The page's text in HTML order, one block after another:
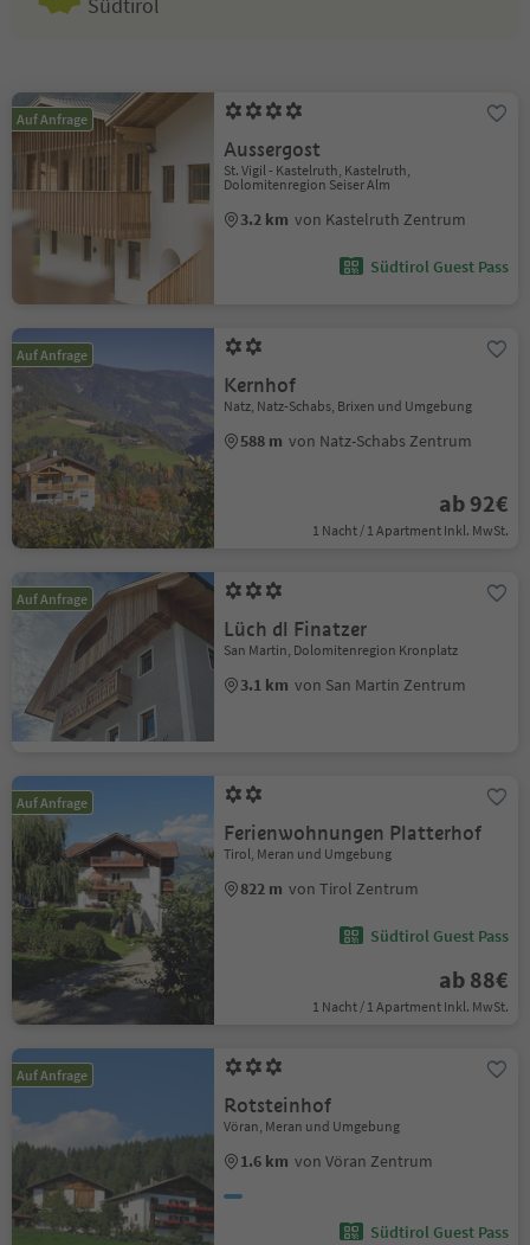
Auf Anfrage
Aussergost
St. Vigil - Kastelruth, Kastelruth,
Dolomitenregion Seiser Alm
3.2 km von Kastelruth Zentrum
Südtirol Guest Pass
Auf Anfrage
Kernhof
Natz, Natz-Schabs, Brixen und Umgebung
588 m von Natz-Schabs Zentrum
ab 92€
1 Nacht / 1 Apartment Inkl. MwSt.
Auf Anfrage
Lüch dl Finatzer
San Martin, Dolomitenregion Kronplatz
3.1 km von San Martin Zentrum
Auf Anfrage
Ferienwohnungen Platterhof
Tirol, Meran und Umgebung
822 m von Tirol Zentrum
Südtirol Guest Pass
ab 88€
1 Nacht / 1 Apartment Inkl. MwSt.
Auf Anfrage
Rotsteinhof
Vöran, Meran und Umgebung
1.6 km von Vöran Zentrum
Südtirol Guest Pass